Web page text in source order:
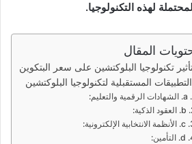
لهذه التكنولوجيا.
المقال
تكنولوجيا البلوكتشين على سعر البتكوين
التطبيقات المستقبلية لتكنولوجيا البلوكتشين
a. الشهادات الرقمية والتعليم:
b. العقود الذكية:
c. الأنظمة الانتخابية الإلكترونية:
d. التأمين: